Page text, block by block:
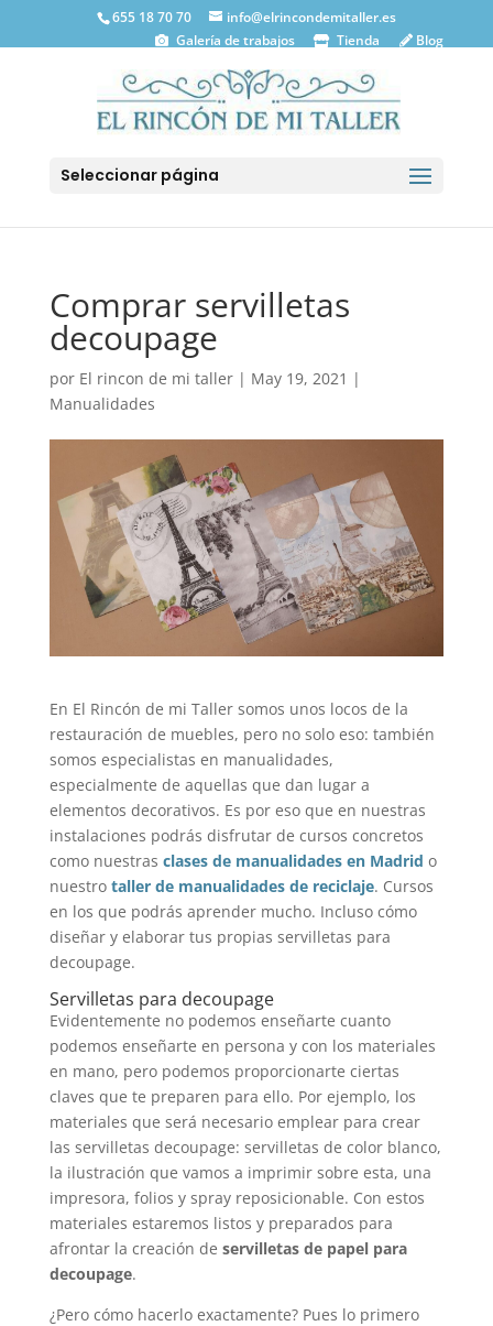
655 18 70 70
info@elrincondemitaller.es
Galería de trabajos
Tienda Blog
Seleccionar página
Comprar servilletas
decoupage
por El rincon de mi taller| May 19, 2021 |
Manualidades
En El Rincón de mi Taller somos unos locos de la
restauración de muebles, pero no solo eso: también
somos especialistas en manualidades,
especialmente de aquellas que dan lugar a
elementos decorativos. Es por eso que en nuestras
instalaciones podrás disfrutar de cursos concretos
como nuestras clases de manualidades en Madrid o
nuestro taller de manualidades de reciclaje. Cursos
en los que podrás aprender mucho. Incluso cómo
diseñar y elaborar tus propias servilletas para
decoupage.
Servilletas para decoupage
Evidentemente no podemos enseñarte cuanto
podemos enseñarte en persona y con los materiales
en mano, pero podemos proporcionarte ciertas
claves que te preparen para ello. Por ejemplo, los
materiales que será necesario emplear para crear
las servilletas decoupage: servilletas de color blanco,
la ilustración que vamos a imprimir sobre esta, una
impresora, folios y spray reposicionable. Con estos
materiales estaremos listos y preparados para
afrontar la creación de servilletas de papel para
decoupage.
¿Pero cómo hacerlo exactamente? Pues lo primero